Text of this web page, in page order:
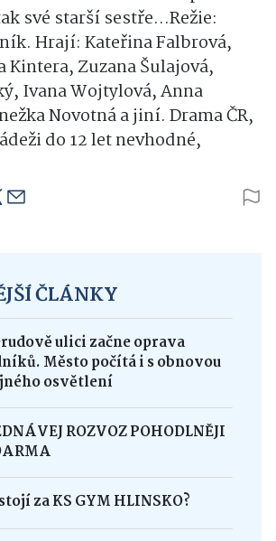
své starší sestře...Režie:
Hrají: Kateřina Falbrová,
Kintera, Zuzana Šulajová,
Ivana Wojtylová, Anna
Novotná a jiní. Drama ČR,
do 12 let nevhodné,
ČLÁNKY
ulici začne oprava
Město počítá i s obnovou
osvětlení
ROZVOZ POHODLNĚJI
za KS GYM HLINSKO?